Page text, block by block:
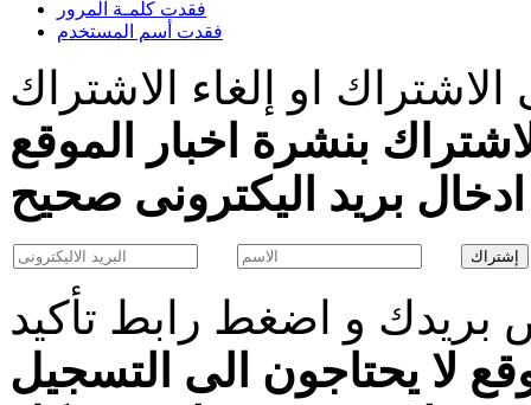
فقدت كلمـة المرور
فقدت أسم المستخدم
او إلغاء الاشتراك
بنشرة اخبار الموقع
و اضغط رابط تأكيد
لا يحتاجون الى التسجيل